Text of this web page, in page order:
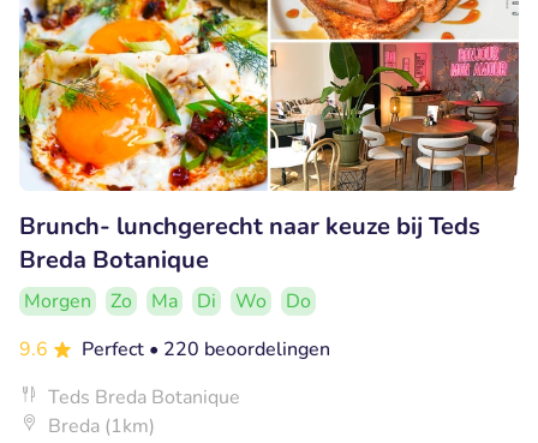
Brunch- lunchgerecht naar keuze bij Teds
Breda Botanique
Morgen Zo Ma Di Wo
Do
9.6
Perfect • 220 beoordelingen
Teds Breda Botanique
Breda (1km)